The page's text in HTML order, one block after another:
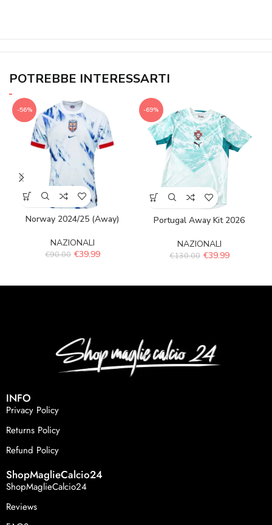
POTREBBE INTERESSARTI
-56%
Norway 2024/25 (Away)
NAZIONALI
€90.00 €39.99
-69%
Portugal Away Kit 2026
NAZIONALI
€130.00 €39.99
INFO
Privacy Policy
Returns Policy
Refund Policy
ShopMaglieCalcio24
ShopMaglieCalcio24
Reviews